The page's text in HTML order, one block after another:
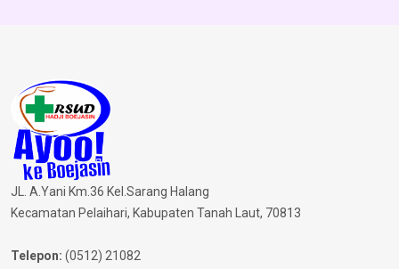
JL. A.Yani Km.36 Kel.Sarang Halang
Kecamatan Pelaihari, Kabupaten Tanah Laut, 70813
Telepon: (0512) 21082